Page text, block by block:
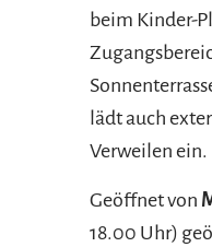
beim Kinder-
lädt auch
Verweilen ein.
Geöffnet von
18.00 Uhr)